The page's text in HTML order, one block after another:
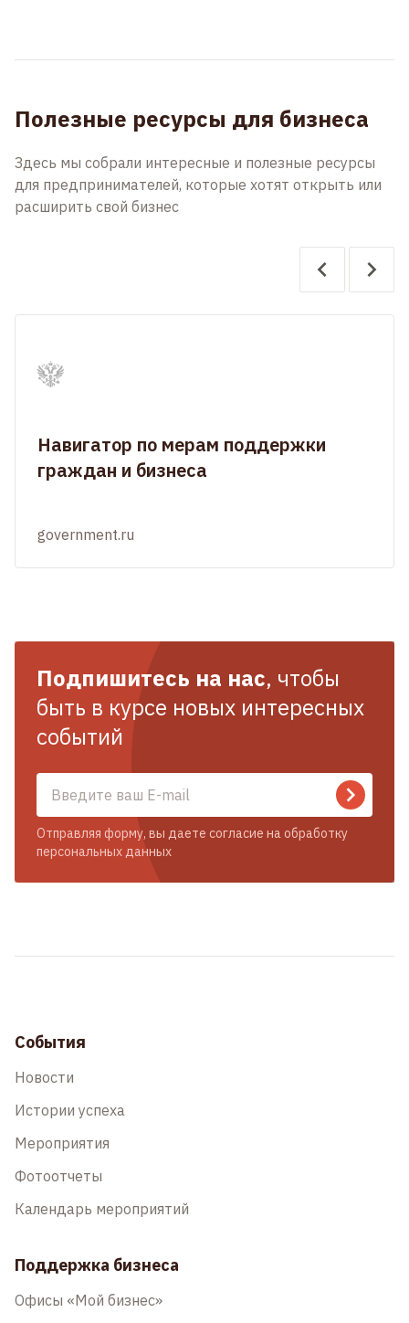
Полезные ресурсы для бизнеса
Здесь мы собрали интересные и полезные ресурсы
для предпринимателей, которые хотят открыть или
расширить свой бизнес
Навигатор по мерам поддержки
граждан и бизнеса
government.ru
Подпишитесь на нас, чтобы
быть в курсе новых интересных
событий
Отправляя форму, вы даете согласие на обработку
персональных данных
События
Новости
Истории успеха
Мероприятия
Фотоотчеты
Календарь мероприятий
Поддержка бизнеса
Офисы «Мой бизнес»